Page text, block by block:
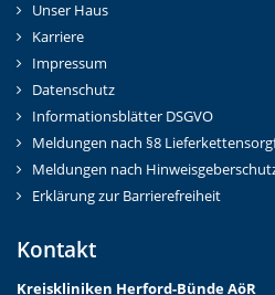
Unser Haus
Karriere
Impressum
Datenschutz
Informationsblätter DSGVO
Meldungen nach §8
Meldungen nach
Erklärung zur Barrierefreiheit
Kontakt
Kreiskliniken Herford-Bünde AöR